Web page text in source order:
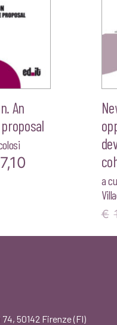
An
a
€
50142 Firenze (FI)